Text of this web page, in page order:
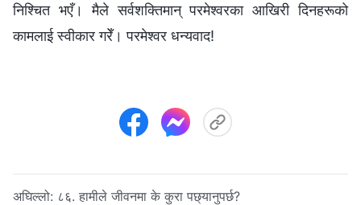
निश्‍चित भएँ। मैले सर्वशक्तिमान्‌ परमेश्‍वरका आखिरी दिनहरूको
कामलाई स्वीकार गरेँ। परमेश्‍वर धन्यवाद!
अघिल्लो: ८६. हामीले जीवनमा के कुरा पछ्यानुपर्छ?